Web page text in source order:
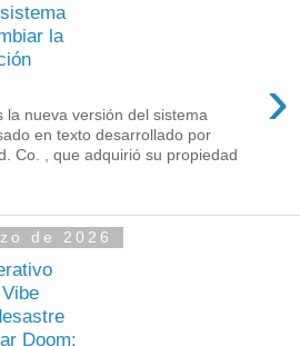
la
›
la nueva versión del sistema
en texto desarrollado por
Co. , que adquirió su propiedad
de 2026
Doom: